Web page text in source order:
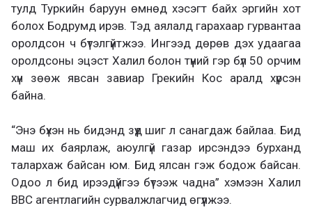
тулд Туркийн баруун өмнөд хэсэгт байх эргийн хот
болох Бодрумд ирэв. Тэд аялалд гарахаар гурвантаа
оролдсон ч бүтэлгүйтжээ. Ингээд дөрөв дэх удаагаа
оролдсоны эцэст Халил болон түүний гэр бүл 50 орчим
хүн зөөж явсан завиар Грекийн Кос аралд хүрсэн
байна.
“Энэ бүхэн нь бидэнд зүүд шиг л санагдаж байлаа. Бид
маш их баярлаж, аюулгүй газар ирсэндээ бурханд
талархаж байсан юм. Бид ялсан гэж бодож байсан.
Одоо л бид ирээдүйгээ бүтээж чадна” хэмээн Халил
ВВС агентлагийн сурвалжлагчид өгүүлжээ.